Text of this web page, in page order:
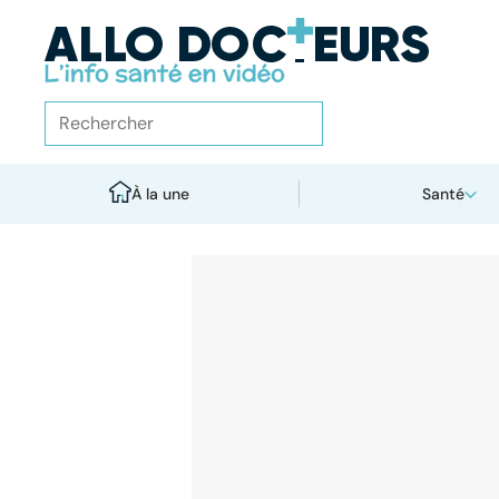
À la une Santé